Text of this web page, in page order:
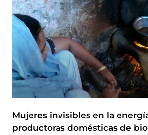
Mujeres invisibles en la
productoras domésticas de